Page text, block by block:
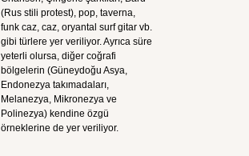
(Rus stili protest), pop, taverna,
funk caz, caz, oryantal surf gitar vb.
gibi türlere yer veriliyor. Ayrıca süre
yeterli olursa, diğer coğrafi
bölgelerin (Güneydoğu Asya,
Endonezya takımadaları,
Melanezya, Mikronezya ve
Polinezya) kendine özgü
örneklerine de yer veriliyor.